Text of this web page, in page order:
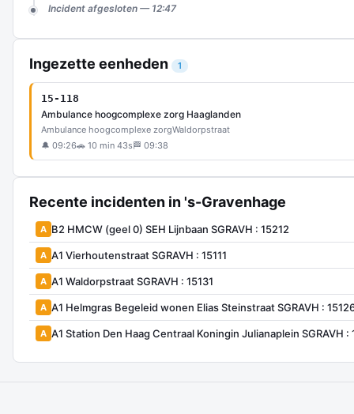
Incident afgesloten — 12:47
Ingezette eenheden 1
15-118
Ambulance hoogcomplexe zorg Haaglanden
Ambulance hoogcomplexe zorgWaldorpstraat
🔔 09:26🚗 10 min 43s 🏁 09:38
Recente incidenten in 's-Gravenhage
A B2 HMCW (geel 0) SEH Lijnbaan SGRAVH : 15212
A A1 Vierhoutenstraat SGRAVH : 15111
A A1 Waldorpstraat SGRAVH : 15131
A A1 Helmgras Begeleid wonen Elias Steinstraat SGRAVH :
A A1 Station Den Haag Centraal Koningin Julianaplein SGRAVH :